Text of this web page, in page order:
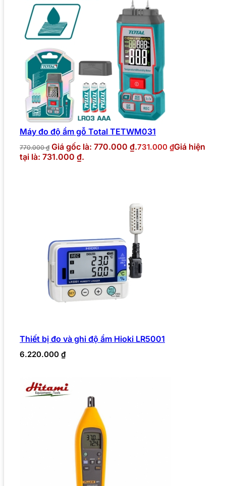
Máy đo độ ẩm gỗ Total TETWM031
770.000₫ Giá gốc là: 770.000 ₫.731.000 ₫Giá hiện
tại là: 731.000 ₫.
Thiết bị đo và ghi độ ẩm Hioki LR5001
6.220.000 ₫